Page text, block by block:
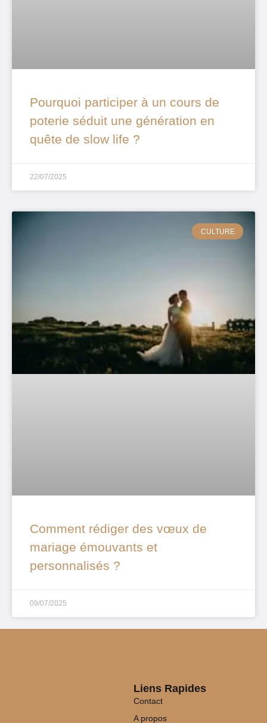
Pourquoi participer à un cours de
poterie séduit une génération en
quête de slow life ?
22/07/2025
CULTURE
Comment rédiger des vœux de
mariage émouvants et
personnalisés ?
09/07/2025
Liens Rapides
Contact
A propos